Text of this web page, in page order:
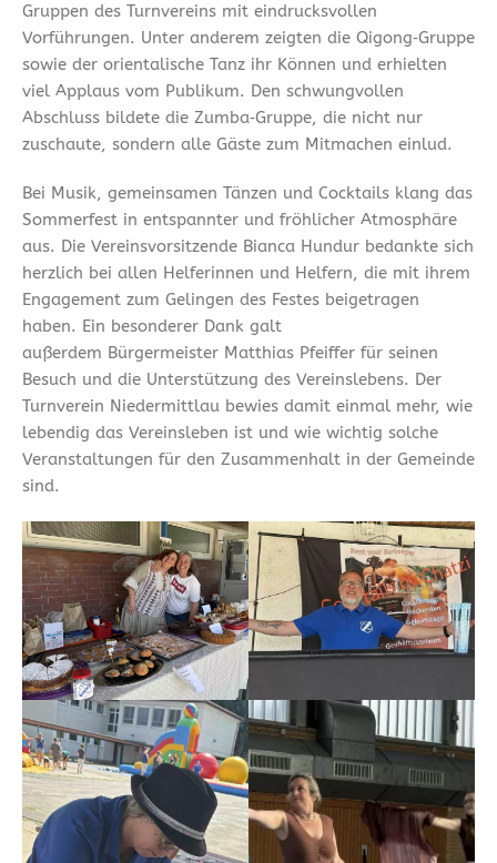
Gruppen des Turnvereins mit eindrucksvollen
Vorführungen. Unter anderem zeigten die Qigong‑Gruppe
sowie der orientalische Tanz ihr Können und erhielten
viel Applaus vom Publikum. Den schwungvollen
Abschluss bildete die Zumba‑Gruppe, die nicht nur
zuschaute, sondern alle Gäste zum Mitmachen einlud.
Bei Musik, gemeinsamen Tänzen und Cocktails klang das
Sommerfest in entspannter und fröhlicher Atmosphäre
aus. Die Vereinsvorsitzende Bianca Hundur bedankte sich
herzlich bei allen Helferinnen und Helfern, die mit ihrem
Engagement zum Gelingen des Festes beigetragen
haben. Ein besonderer Dank galt
außerdem Bürgermeister Matthias Pfeiffer für seinen
Besuch und die Unterstützung des Vereinslebens. Der
Turnverein Niedermittlau bewies damit einmal mehr, wie
lebendig das Vereinsleben ist und wie wichtig solche
Veranstaltungen für den Zusammenhalt in der Gemeinde
sind.